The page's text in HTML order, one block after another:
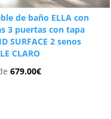
de baño ELLA con
3 puertas con tapa
SURFACE 2 senos
CLARO
679.00€